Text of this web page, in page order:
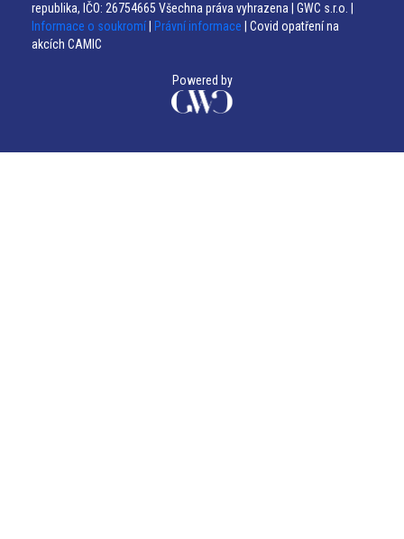
republika, IČO: 26754665 Všechna práva vyhrazena | GWC s.r.o. |
Informace o soukromí
Právní informace | Covid opatření na
akcích CAMIC
Powered by